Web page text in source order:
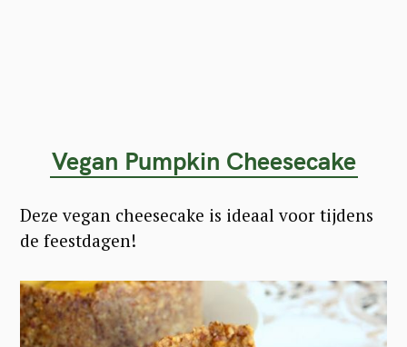
Vegan Pumpkin Cheesecake
Deze vegan cheesecake is ideaal voor tijdens
de feestdagen!